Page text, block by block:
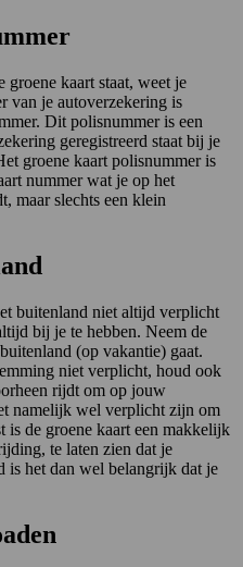
kaart staat, weet je
van je autoverzekering is
Dit polisnummer is een
geregistreerd staat bij je
groene kaart polisnummer is
nummer wat je op het
maar slechts een klein
buitenland niet altijd verplicht
bij je te hebben. Neem de
(op vakantie) gaat.
niet verplicht, houd ook
rijdt om op jouw
namelijk wel verplicht zijn om
is de groene kaart een makkelijk
te laten zien dat je
is het dan wel belangrijk dat je